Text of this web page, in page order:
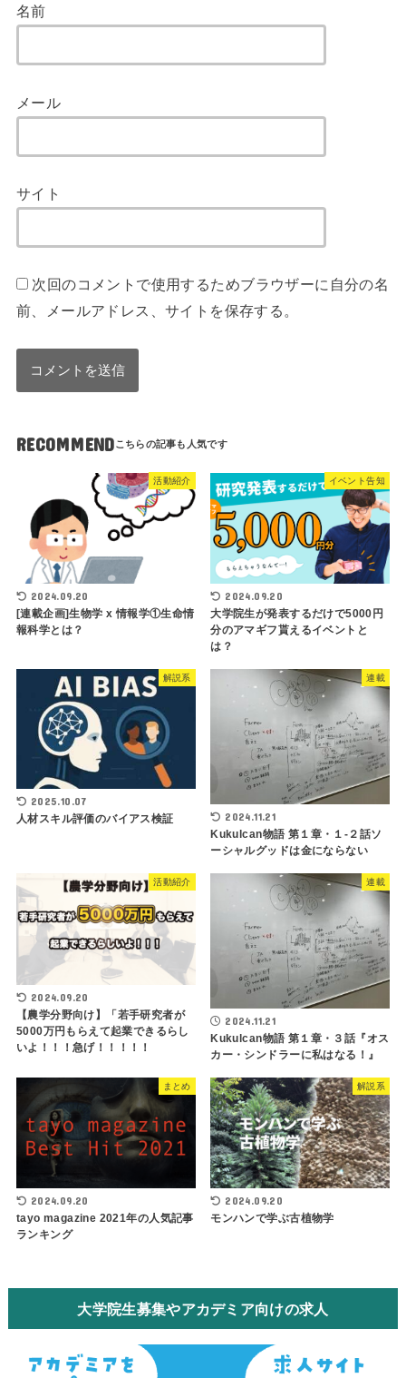
名前
メール
サイト
次回のコメントで使用するためブラウザーに自分の名
前、メールアドレス、サイトを保存する。
RECOMMEND
活動紹介
2024.09.20
[連載企画]生物学 x 情報学①生命情
報科学とは？
イベント告知
2024.09.20
大学院生が発表するだけで5000円
分のアマギフ貰えるイベントと
は？
解説系
2025.10.07
人材スキル評価のバイアス検証
連載
2024.11.21
Kukulcan物語 第１章・１-２話ソ
ーシャルグッドは金にならない
活動紹介
2024.09.20
【農学分野向け】「若手研究者が
5000万円もらえて起業できるらし
いよ！！！急げ！！！！！
連載
2024.11.21
Kukulcan物語 第１章・３話『オス
カー・シンドラーに私はなる！』
まとめ
2024.09.20
tayo magazine 2021年の人気記事
ランキング
解説系
2024.09.20
モンハンで学ぶ古植物学
大学院生募集やアカデミア向けの求人